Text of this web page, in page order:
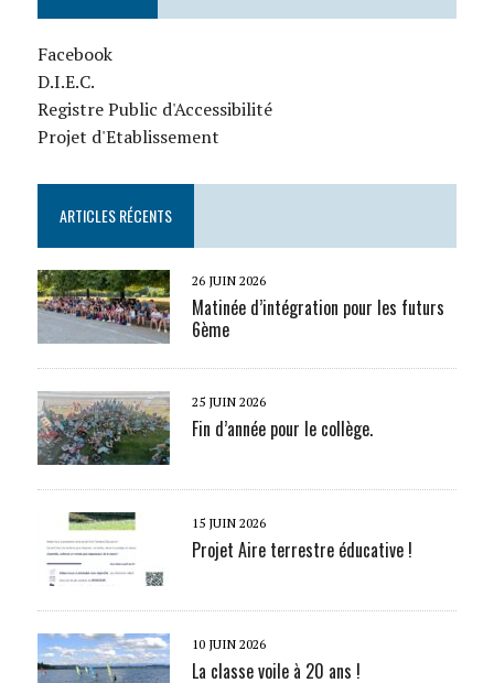
Facebook
D.I.E.C.
Registre Public d'Accessibilité
Projet d'Etablissement
ARTICLES RÉCENTS
26 JUIN 2026
Matinée d’intégration pour les futurs
6ème
25 JUIN 2026
Fin d’année pour le collège.
15 JUIN 2026
Projet Aire terrestre éducative !
10 JUIN 2026
La classe voile à 20 ans !